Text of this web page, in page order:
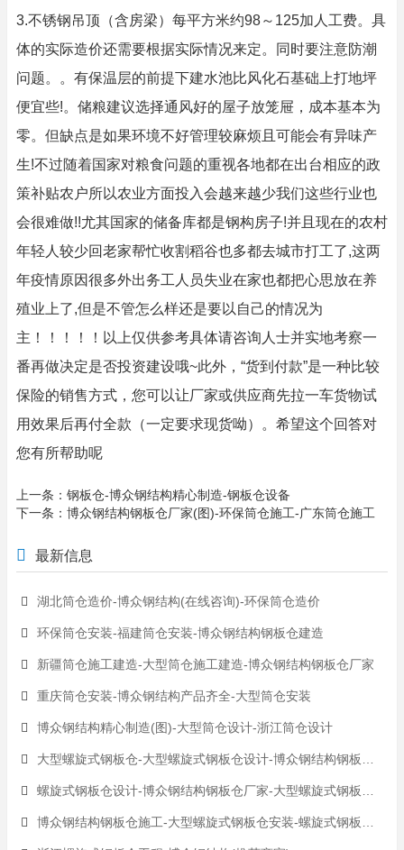
3.不锈钢吊顶（含房梁）每平方米约98～125加人工费。具
体的实际造价还需要根据实际情况来定。同时要注意防潮
问题。。有保温层的前提下建水池比风化石基础上打地坪
便宜些!。储粮建议选择通风好的屋子放笼屉，成本基本为
零。但缺点是如果环境不好管理较麻烦且可能会有异味产
生!不过随着国家对粮食问题的重视各地都在出台相应的政
策补贴农户所以农业方面投入会越来越少我们这些行业也
会很难做!!尤其国家的储备库都是钢构房子!并且现在的农村
年轻人较少回老家帮忙收割稻谷也多都去城市打工了,这两
年疫情原因很多外出务工人员失业在家也都把心思放在养
殖业上了,但是不管怎么样还是要以自己的情况为
主！！！！！以上仅供参考具体请咨询人士并实地考察一
番再做决定是否投资建设哦~此外，“货到付款”是一种比较
保险的销售方式，您可以让厂家或供应商先拉一车货物试
用效果后再付全款（一定要求现货呦）。希望这个回答对
您有所帮助呢
上一条： 钢板仓-博众钢结构精心制造-钢板仓设备
下一条： 博众钢结构钢板仓厂家(图)-环保筒仓施工-广东筒仓施工
最新信息
湖北筒仓造价-博众钢结构(在线咨询)-环保筒仓造价
环保筒仓安装-福建筒仓安装-博众钢结构钢板仓建造
新疆筒仓施工建造-大型筒仓施工建造-博众钢结构钢板仓厂家
重庆筒仓安装-博众钢结构产品齐全-大型筒仓安装
博众钢结构精心制造(图)-大型筒仓设计-浙江筒仓设计
大型螺旋式钢板仓-大型螺旋式钢板仓设计-博众钢结构钢板仓建造
螺旋式钢板仓设计-博众钢结构钢板仓厂家-大型螺旋式钢板仓设计
博众钢结构钢板仓施工-大型螺旋式钢板仓安装-螺旋式钢板仓安装